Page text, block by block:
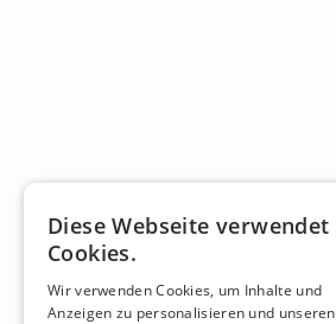
Diese Webseite verwendet
Cookies.
Wir verwenden Cookies, um Inhalte und
Anzeigen zu personalisieren und unseren